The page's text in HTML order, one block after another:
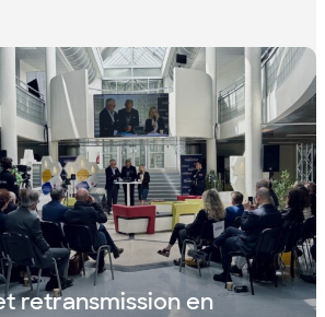
retransmission en